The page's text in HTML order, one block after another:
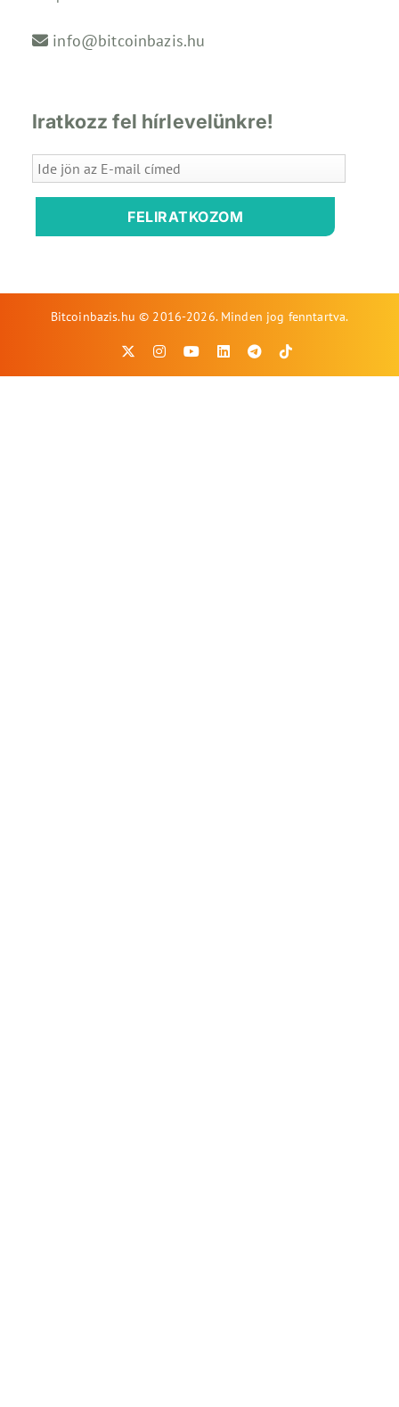
info@bitcoinbazis.hu
Iratkozz fel hírlevelünkre!
FELIRATKOZOM
Bitcoinbazis.hu © 2016-2026. Minden jog fenntartva.